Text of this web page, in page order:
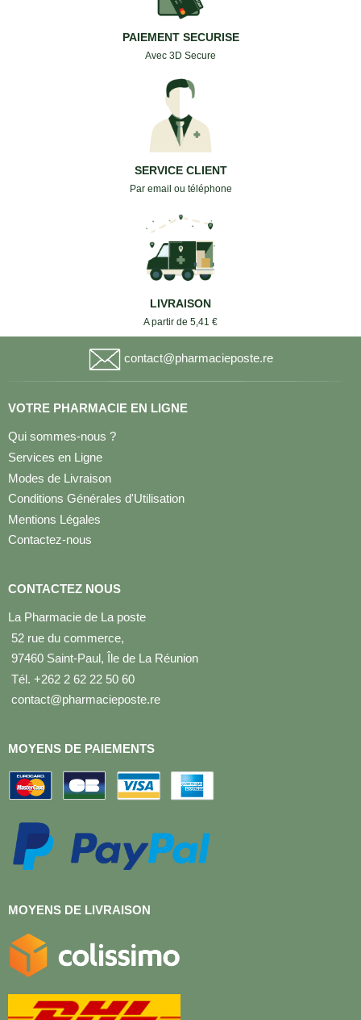
PAIEMENT SECURISE
Avec 3D Secure
SERVICE CLIENT
Par email ou téléphone
LIVRAISON
A partir de 5,41 €
contact@pharmacieposte.re
VOTRE PHARMACIE EN LIGNE
Qui sommes-nous ?
Services en Ligne
Modes de Livraison
Conditions Générales d'Utilisation
Mentions Légales
Contactez-nous
CONTACTEZ NOUS
La Pharmacie de La poste
52 rue du commerce,
97460 Saint-Paul, Île de La Réunion
Tél. +262 2 62 22 50 60
contact@pharmacieposte.re
MOYENS DE PAIEMENTS
MOYENS DE LIVRAISON